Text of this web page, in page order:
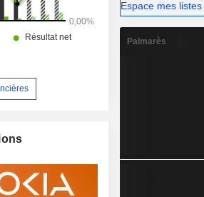
Espace mes listes
Palmarès